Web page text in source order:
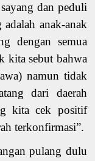
dan peduli
adalah anak-anak
dengan semua
kitasebut bahwa
namun tidak
dari daerah
kita cek positif
terkonfirmasi”.
pulang dulu